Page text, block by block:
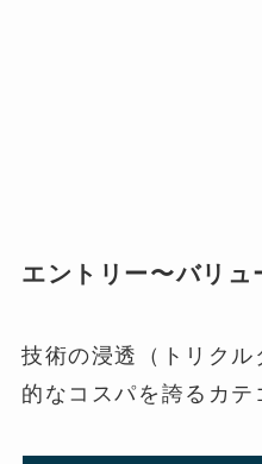
エントリー〜バリュ
技術の浸透（トリク
的なコスパを誇るカテ